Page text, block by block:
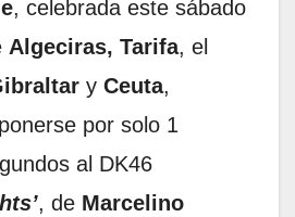
, celebrada este sábado
Algeciras, Tarifa, el
y Ceuta,
por solo 1
al DK46
, de Marcelino